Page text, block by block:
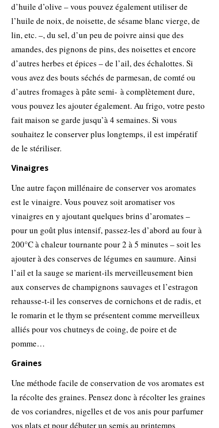
d’huile d’olive – vous pouvez également utiliser de
l’huile de noix, de noisette, de sésame blanc vierge, de
lin, etc. –, du sel, d’un peu de poivre ainsi que des
amandes, des pignons de pins, des noisettes et encore
d’autres herbes et épices – de l’ail, des échalottes. Si
vous avez des bouts séchés de parmesan, de comté ou
d’autres fromages à pâte semi- à complètement dure,
vous pouvez les ajouter également. Au frigo, votre pesto
fait maison se garde jusqu’à 4 semaines. Si vous
souhaitez le conserver plus longtemps, il est impératif
de le stériliser.
Vinaigres
Une autre façon millénaire de conserver vos aromates
est le vinaigre. Vous pouvez soit aromatiser vos
vinaigres en y ajoutant quelques brins d’aromates –
pour un goût plus intensif, passez-les d’abord au four à
200°C à chaleur tournante pour 2 à 5 minutes – soit les
ajouter à des conserves de légumes en saumure. Ainsi
l’ail et la sauge se marient-ils merveilleusement bien
aux conserves de champignons sauvages et l’estragon
rehausse-t-il les conserves de cornichons et de radis, et
le romarin et le thym se présentent comme merveilleux
alliés pour vos chutneys de coing, de poire et de
pomme…
Graines
Une méthode facile de conservation de vos aromates est
la récolte des graines. Pensez donc à récolter les graines
de vos coriandres, nigelles et de vos anis pour parfumer
vos plats et pour débuter un semis au printemps